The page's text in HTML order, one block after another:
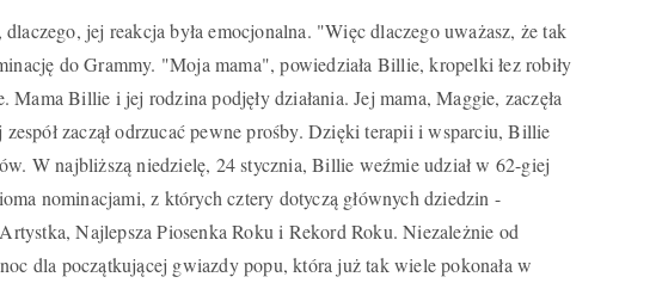
jej reakcja była emocjonalna. "Więc dlaczego uważasz, że tak
do Grammy. "Moja mama", powiedziała Billie, kropelki łez robiły
Mama Billie i jej rodzina podjęły działania. Jej mama, Maggie, zaczęła
zaczął odrzucać pewne prośby. Dzięki terapii i wsparciu, Billie
W najbliższą niedzielę, 24 stycznia, Billie weźmie udział w 62-giej
nominacjami, z których cztery dotyczą głównych dziedzin -
Najlepsza Piosenka Roku i Rekord Roku. Niezależnie od
dla początkującej gwiazdy popu, która już tak wiele pokonała w